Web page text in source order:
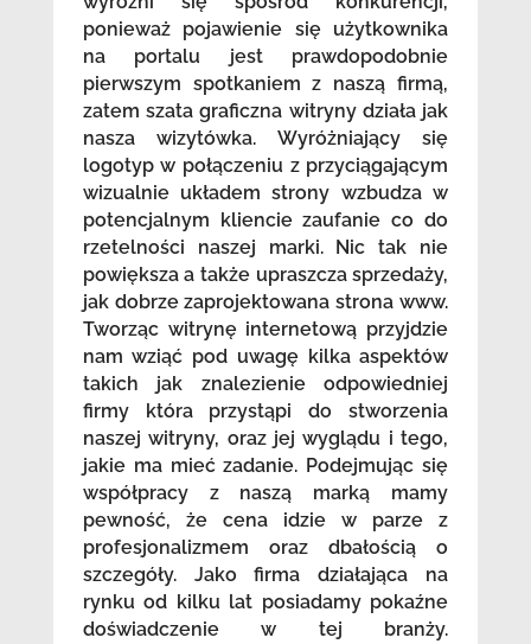
ponieważ pojawienie się użytkownika
na portalu jest prawdopodobnie
pierwszym spotkaniem z naszą firmą,
zatem szata graficzna witryny działa jak
nasza wizytówka. Wyróżniający się
logotyp w połączeniu z przyciągającym
wizualnie układem strony wzbudza w
potencjalnym kliencie zaufanie co do
rzetelności naszej marki. Nic tak nie
powiększa a także upraszcza sprzedaży,
jak dobrze zaprojektowana strona www.
Tworząc witrynę internetową przyjdzie
nam wziąć pod uwagę kilka aspektów
takich jak znalezienie odpowiedniej
firmy która przystąpi do stworzenia
naszej witryny, oraz jej wyglądu i tego,
jakie ma mieć zadanie. Podejmując się
współpracy z naszą marką mamy
pewność, że cena idzie w parze z
profesjonalizmem oraz dbałością o
szczegóły. Jako firma działająca na
rynku od kilku lat posiadamy pokaźne
doświadczenie w tej branży.